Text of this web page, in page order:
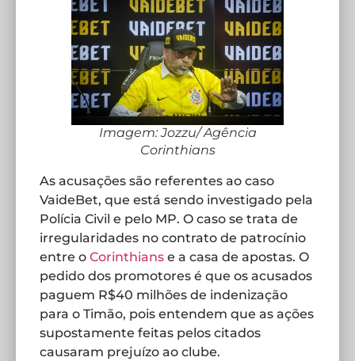
Imagem: Jozzu/ Agência
Corinthians
As acusações são referentes ao caso
VaideBet, que está sendo investigado pela
Polícia Civil e pelo MP. O caso se trata de
irregularidades no contrato de patrocínio
entre o Corinthians e a casa de apostas. O
pedido dos promotores é que os acusados
paguem R$40 milhões de indenização
para o Timão, pois entendem que as ações
supostamente feitas pelos citados
causaram prejuízo ao clube.